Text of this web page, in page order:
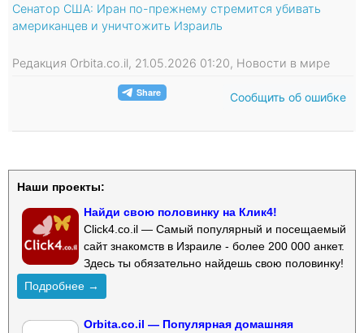
Сенатор США: Иран по-прежнему стремится убивать
американцев и уничтожить Израиль
Редакция Orbita.co.il, 21.05.2026 01:20, Новости в мире
Сообщить об ошибке
Наши проекты:
Найди свою половинку на Клик4!
Click4.co.il — Самый популярный и посещаемый
сайт знакомств в Израиле - более 200 000 анкет.
Здесь ты обязательно найдешь свою половинку!
Подробнее →
Orbita.co.il — Популярная домашняя